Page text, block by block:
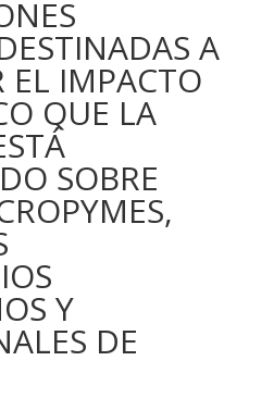
A
IMPACTO
QUE LA
SOBRE
Y
DE